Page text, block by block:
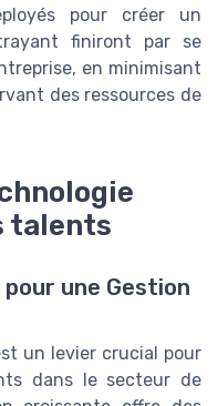
pour créer un
finiront par se
en minimisant
des ressources de
talents
une Gestion
un levier crucial pour
dans le secteur de